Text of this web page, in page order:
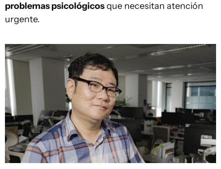
problemas psicológicosque necesitan atención
urgente.